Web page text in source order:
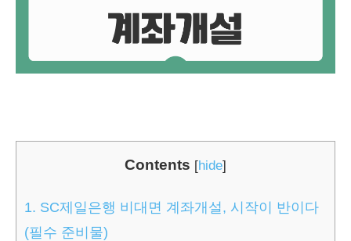
Contents [hide]
1. SC제일은행 비대면 계좌개설, 시작이 반이다
(필수 준비물)